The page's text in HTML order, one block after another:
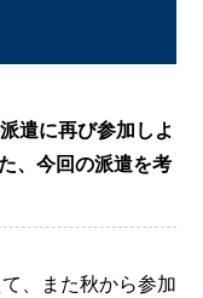
遣に再び参加しよ
、今回の派遣を考
、また秋から参加